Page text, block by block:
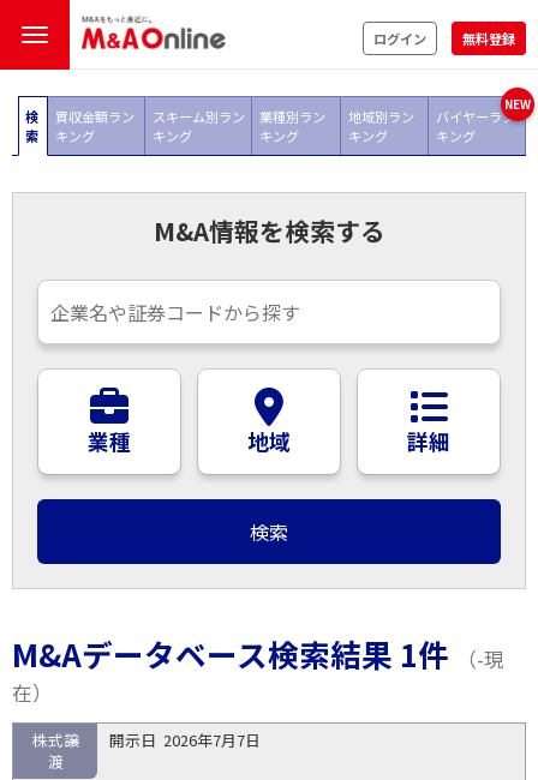
ログイン 無料登録
検
索
買収金額ラン
キング
スキーム別ラン
キング
業種別ラン
キング
地域別ラン
キング
バイヤーラン
キング
M&A情報を検索する
業種 地域 詳細
検索
M&Aデータベース検索結果 1件
（-現
在）
2026年7月7日
株式譲
渡